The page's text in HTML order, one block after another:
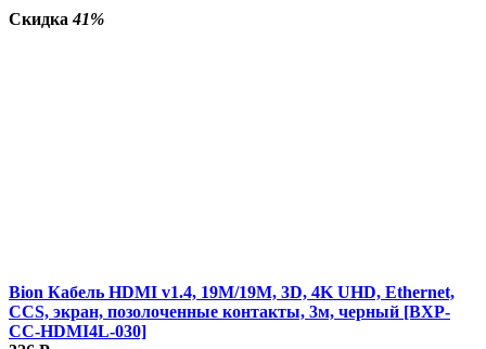
Скидка41%
Bion Кабель HDMI v1.4, 19M/19M, 3D, 4K UHD, Ethernet,
CCS, экран, позолоченные контакты, 3м, черный [BXP-
CC-HDMI4L-030]